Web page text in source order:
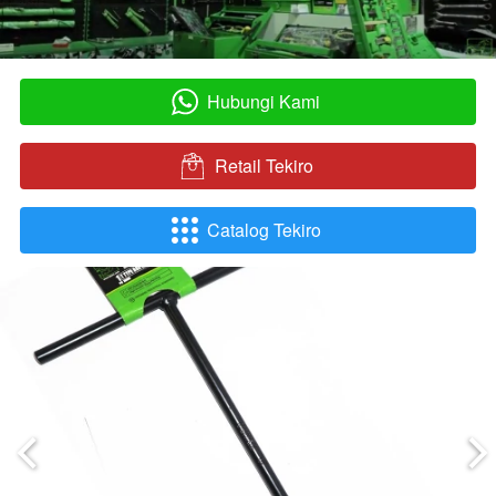
` Hubungi Kami
` Retail Tekiro
` Catalog Tekiro